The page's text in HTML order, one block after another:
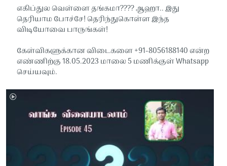
எகிப்துல வெள்ளை தங்கமா???? ஆஹா.. இது
தெரியாம போச்சே! தெரிந்துகொள்ள இந்த
விடியோவை பாருங்கள்!
கேள்விகளுக்கான விடைகளை +91-8056188140 என்ற
எண்ணிற்கு 18.05.2023 மாலை 5 மணிக்குள் Whatsapp
செய்யவும்.